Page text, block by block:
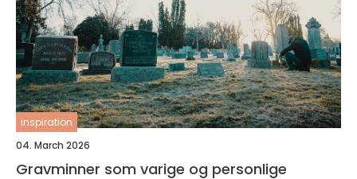
inspiration
04. March 2026
Gravminner som varige og personlige